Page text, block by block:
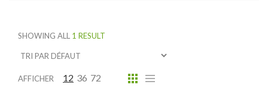
SHOWING ALL 1 RESULT
AFFICHER 12 36 72